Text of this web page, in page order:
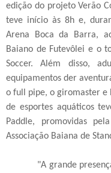
edição do projeto Verão
teve início às 8h e,
Arena Boca da Barra,
Baiano de Futevôlei e o
Soccer. Além disso,
equipamentos der
o full pipe, o giromaster e
de esportes aquáticos
Paddle, promovidas
Associação Baiana de
"A grande presença